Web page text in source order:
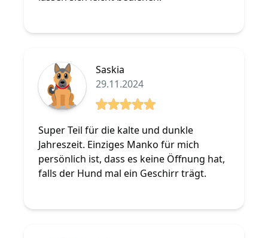
Saskia
29.11.2024
Super Teil für die kalte und dunkle
Jahreszeit. Einziges Manko für mich
persönlich ist, dass es keine Öffnung hat,
falls der Hund mal ein Geschirr trägt.